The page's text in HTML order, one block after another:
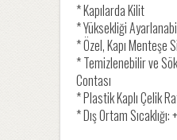
* Kapılarda Kilit
* Yüksekliği
* Özel, Kapı Menteşe
* Temizlenebilir ve
Contası
* Plastik Kaplı Çelik
* Dış Ortam Sıcaklığı: